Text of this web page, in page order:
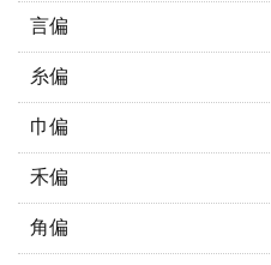
言偏
糸偏
巾偏
禾偏
角偏